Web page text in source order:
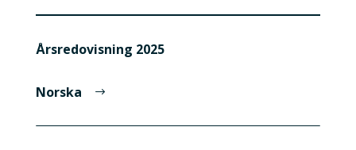
Årsredovisning 2025
Norska